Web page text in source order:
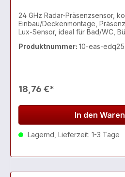
24 GHz Radar-Präsenzsensor,
Einbau/Deckenmontage,
Lux-Sensor, ideal für Bad/WC,
Automationen)
Produktnummer: 10-eas-
18,76 €*
In den
Lagernd, Lieferzeit: 1-3 Tage